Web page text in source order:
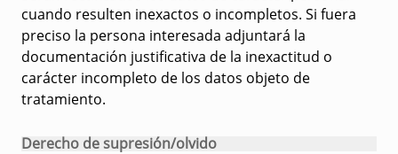
cuando resulten inexactos o incompletos. Si fuera
preciso la persona interesada adjuntará la
documentación justificativa de la inexactitud o
carácter incompleto de los datos objeto de
tratamiento.
Derecho de supresión/olvido